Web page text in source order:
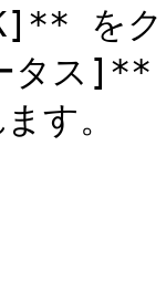
をク
タス
す。